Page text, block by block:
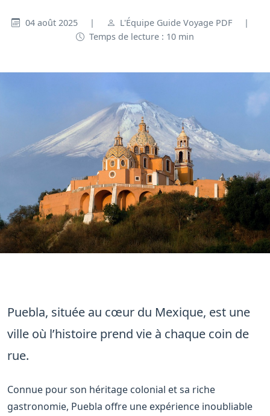
04 août 2025 | L'Équipe Guide Voyage PDF
|
Temps de lecture : 10 min
Puebla, située au cœur du Mexique, est une
ville où l’histoire prend vie à chaque coin de
rue.
Connue pour son héritage colonial et sa riche
gastronomie, Puebla offre une expérience inoubliable